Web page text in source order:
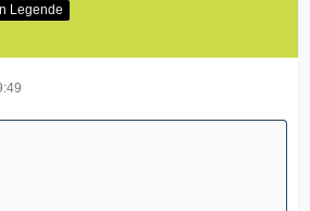
Legende